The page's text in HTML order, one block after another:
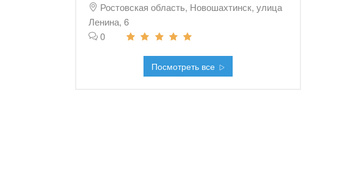
Ростовская область, Новошахтинск, улица
Ленина, 6
0
Посмотреть все